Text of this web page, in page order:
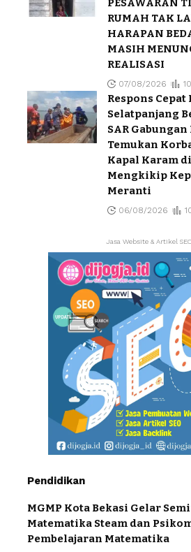
PESAWARAN
RUMAH TAK
HARAPAN
MASIH
REALISASI
07/08/2026
Respons Cepat
Selatpanjang
SAR
Temukan
Kapal Karam
Mengkikip
Meranti
06/08/2026
Jasa Website & Artikel
Pendidikan
MGMP Kota Bekasi Gelar
Matematika Steam dan
Pembelajaran Matematika